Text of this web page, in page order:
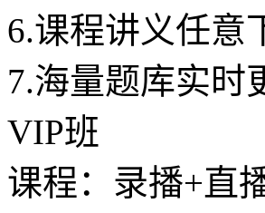
6.课程讲义任意
7.海量题库实时
VIP班
课程：录播+直